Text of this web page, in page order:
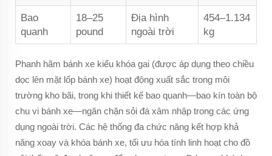
Bao
quanh
18–25
pound
Địa hình
ngoài trời
454–1.134
kg
Phanh hãm bánh xe kiểu khóa gai (được áp dụng theo chiều
dọc lên mặt lốp bánh xe) hoạt động xuất sắc trong môi
trường kho bãi, trong khi thiết kế bao quanh—bao kín toàn bộ
chu vi bánh xe—ngăn chặn sỏi đá xâm nhập trong các ứng
dụng ngoài trời. Các hệ thống đa chức năng kết hợp khả
năng xoay và khóa bánh xe, tối ưu hóa tính linh hoạt cho đồ